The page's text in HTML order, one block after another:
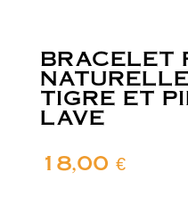
BRACELET
TIGRE ET
LAVE
18,00 €